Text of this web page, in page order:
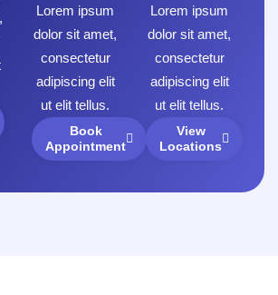
Lorem ipsum
dolor sit amet,
consectetur
adipiscing elit
ut elit tellus.
Book
Appointment
Lorem ipsum
dolor sit amet,
consectetur
adipiscing elit
ut elit tellus.
View
Locations